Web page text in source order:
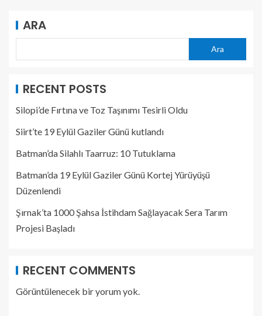
ARA
Ara
RECENT POSTS
Silopi’de Fırtına ve Toz Taşınımı Tesirli Oldu
Siirt’te 19 Eylül Gaziler Günü kutlandı
Batman’da Silahlı Taarruz: 10 Tutuklama
Batman’da 19 Eylül Gaziler Günü Kortej Yürüyüşü
Düzenlendi
Şırnak’ta 1000 Şahsa İstihdam Sağlayacak Sera Tarım
Projesi Başladı
RECENT COMMENTS
Görüntülenecek bir yorum yok.